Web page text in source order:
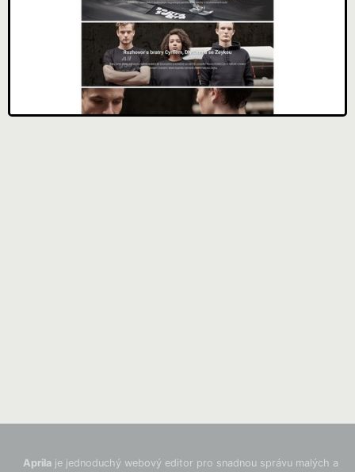
Aprila je jednoduchý webový editor pro snadnou správu malých a